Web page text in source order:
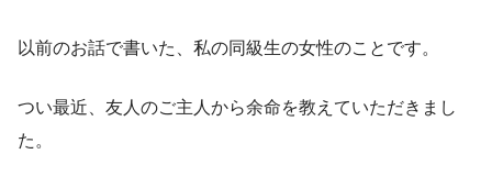
以前のお話で書いた、私の同級生の女性のことです。
つい最近、友人のご主人から余命を教えていただきまし
た。